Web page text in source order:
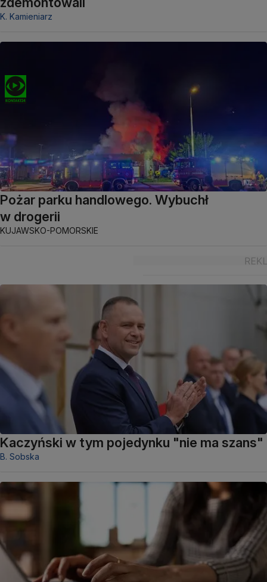
K. Kamieniarz
Pożar parku handlowego. Wybuchł
w drogerii
KUJAWSKO-POMORSKIE
Kaczyński w tym pojedynku "nie ma szans"
B. Sobska